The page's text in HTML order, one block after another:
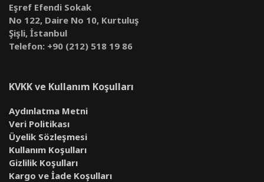
Eşref Efendi Sokak
No 122, Daire No 10, Kurtuluş
Şişli, İstanbul
Telefon: +90 (212) 518 19 86
KVKK ve Kullanım Koşulları
Aydınlatma Metni
Veri Politikası
Üyelik Sözleşmesi
Kullanım Koşulları
Gizlilik Koşulları
Kargo ve İade Koşulları